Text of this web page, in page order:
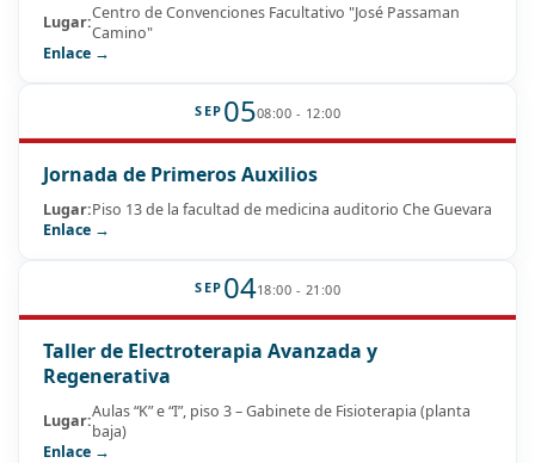
Lugar:Centro de Convenciones Facultativo "José Passaman
Camino"
Enlace →
SEP 0508:00 - 12:00
Jornada de Primeros Auxilios
Lugar:Piso 13 de la facultad de medicina auditorio Che Guevara
Enlace →
SEP 0418:00 - 21:00
Taller de Electroterapia Avanzada y
Regenerativa
Lugar:Aulas “K” e “I”, piso 3 – Gabinete de Fisioterapia (planta
baja)
Enlace →